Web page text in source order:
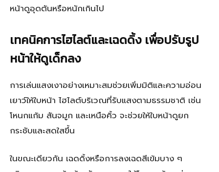
หน้าดูอุดตันหรือหนักเกินไป
เทคนิคการไฮไลต์และเฉดดิ้ง เพื่อปรับรูป
หน้าให้ดูเด็กลง
การเล่นแสงเงาอย่างเหมาะสมช่วยเพิ่มมิติและความอ่อน
เยาว์ให้ใบหน้า ไฮไลต์บริเวณที่รับแสงตามธรรมชาติ เช่น
โหนกแก้ม สันจมูก และเหนือคิ้ว จะช่วยให้ใบหน้าดูยก
กระชับและสดใสขึ้น
ในขณะเดียวกัน เฉดดิ้งหรือการลงเฉดสีเข้มบาง ๆ